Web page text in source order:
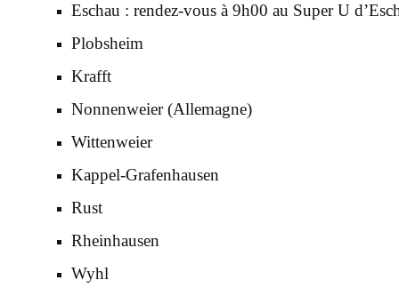
Eschau : rendez-vous à 9h00 au Super U
Plobsheim
Krafft
Nonnenweier (Allemagne)
Wittenweier
Kappel-Grafenhausen
Rust
Rheinhausen
Wyhl